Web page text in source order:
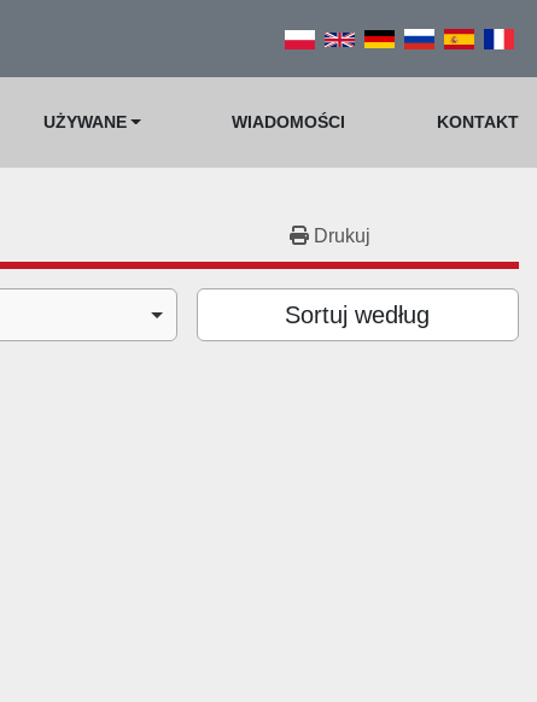
UŻYWANE WIADOMOŚCI KONTAKT
Drukuj
Sortuj według